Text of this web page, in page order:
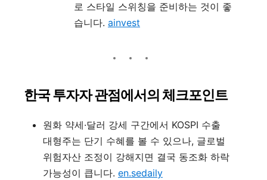
로 스타일 스위칭을 준비하는 것이 좋
습니다. ainvest
한국 투자자 관점에서의 체크포인트
원화 약세·달러 강세 구간에서 KOSPI 수출
대형주는 단기 수혜를 볼 수 있으나, 글로벌
위험자산 조정이 강해지면 결국 동조화 하락
가능성이 큽니다. en.sedaily